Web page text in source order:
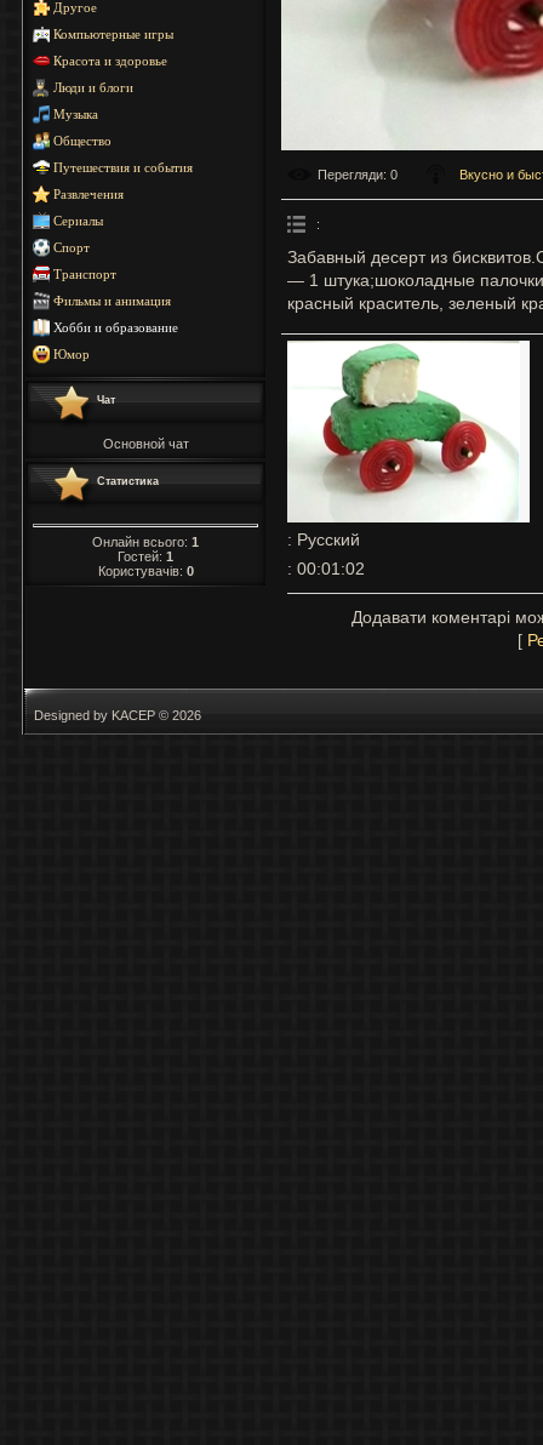
Другое
Компьютерные игры
Красота и здоровье
Люди и блоги
Музыка
Общество
Путешествия и события
Развлечения
Сериалы
Спорт
Транспорт
Фильмы и анимация
Хобби и образование
Юмор
Чат
Основной чат
Статистика
Онлайн всього: 1
Гостей: 1
Користувачів: 0
Перегляди: 0 Вкусно и
:
Забавный десерт из
— 1 штука;шоколадные
красный краситель, зеленый
: Русский
: 00:01:02
Додавати коментарі
[
Designed by KACEP © 2026